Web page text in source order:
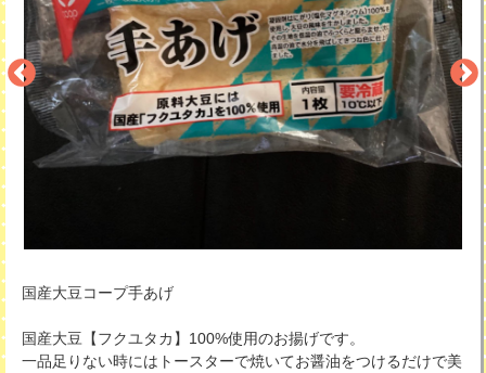
国産大豆コープ手あげ
国産大豆【フクユタカ】100%使用のお揚げです。
一品足りない時にはトースターで焼いてお醤油をつけるだけで美